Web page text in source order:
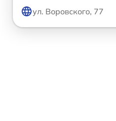
ул. Воровского, 77